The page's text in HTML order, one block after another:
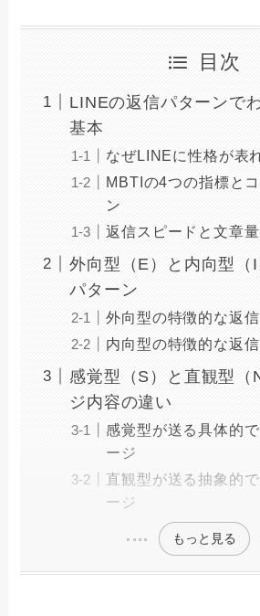
目次
LINEの返信パターンで
基本
なぜLINEに性格が表
MBTIの4つの指標と
ン
返信スピードと文章
外向型（E）と内向型（
パターン
外向型の特徴的な返
内向型の特徴的な返
感覚型（S）と直観型（
ジ内容の違い
感覚型が送る具体的
ージ
直観型が送る抽象的
ージ
もっと見る